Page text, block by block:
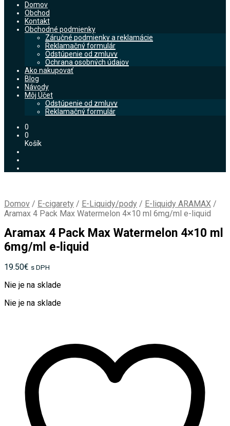
Domov
Obchod
Kontakt
Obchodné podmienky
Záručné podmienky a reklamácie
Reklamačný formulár
Odstúpenie od zmluvy
Ochrana osobných údajov
Ako nakupovať
Blog
Návody
Môj Účet
Odstúpenie od zmluvy
Reklamačný formulár
0
0
Košík
Domov / E-cigarety / E-Liquidy/pody / E-liquidy ARAMAX /
Aramax 4 Pack Max Watermelon 4×10 ml 6mg/ml e-liquid
Aramax 4 Pack Max Watermelon 4×10 ml
6mg/ml e-liquid
19.50€ s DPH
Nie je na sklade
Nie je na sklade